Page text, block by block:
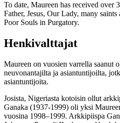
To date, Maureen has received over
Father, Jesus, Our Lady, many
Poor Souls in Purgatory.
Henkivalttajat
Maureen on vuosien varrella saanut
neuvonantajilta ja asiantuntijoilta,
asiantuntijoita.
Josista, Nigeriasta kotoisin ollut
Ganaka (1937-1999) oli yksi
vuosina 1998–1999. Arkkipiispa